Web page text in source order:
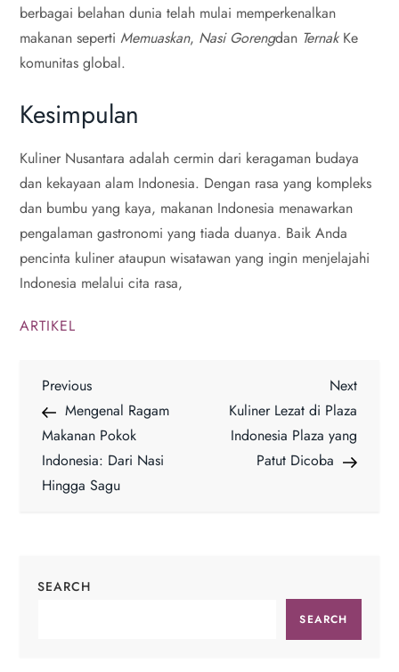
berbagai belahan dunia telah mulai memperkenalkan
makanan sepertiMemuaskan, Nasi Gorengdan TernakKe
komunitas global.
Kesimpulan
Kuliner Nusantara adalah cermin dari keragaman budaya
dan kekayaan alam Indonesia. Dengan rasa yang kompleks
dan bumbu yang kaya, makanan Indonesia menawarkan
pengalaman gastronomi yang tiada duanya. Baik Anda
pencinta kuliner ataupun wisatawan yang ingin menjelajahi
Indonesia melalui cita rasa,
ARTIKEL
P
o
s
a
Previous
Post
Previous
Mengenal Ragam
Makanan Pokok
Indonesia: Dari Nasi
Hingga Sagu
Next
Post
Next
Kuliner Lezat di Plaza
Indonesia Plaza yang
Patut Dicoba
SEARCH
SEARCH